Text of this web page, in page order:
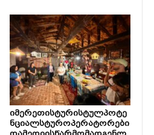
იმერეთისტურისტულპოტე
ნციალსტუროპერატორები